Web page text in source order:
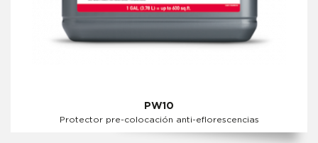
PW10
Protector pre-colocación anti-eflorescencias